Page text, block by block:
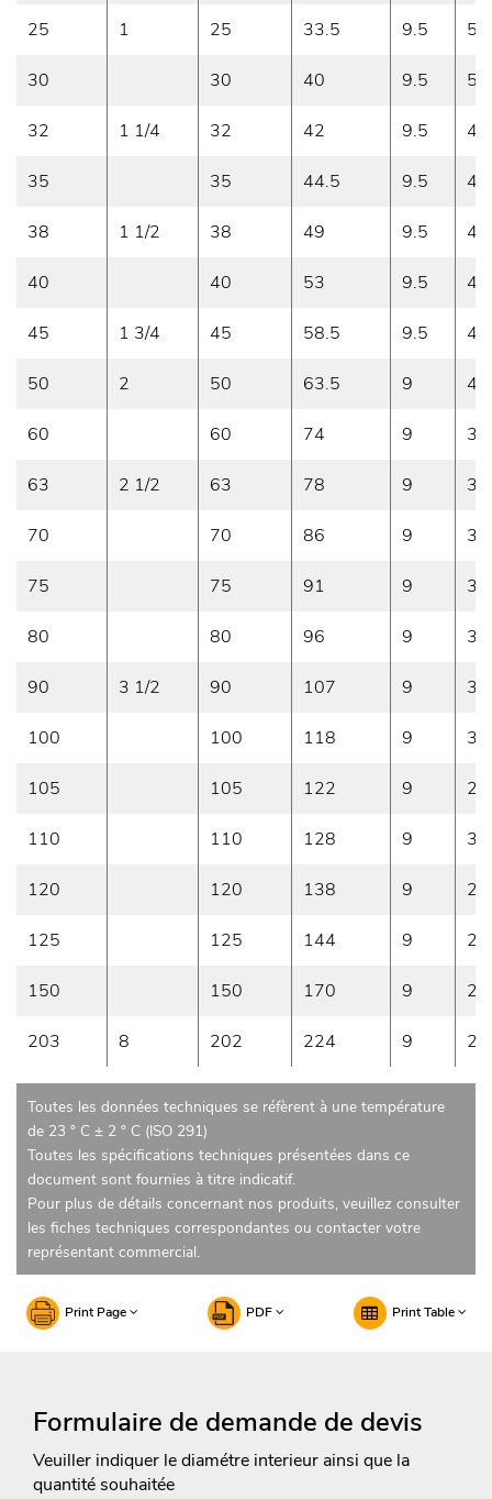
25 1 25 33.5 9.5 5
30 30 40 9.5 5
32 1 1/4 32 42 9.5 4.5
35 35 44.5 9.5 4.5
38 1 1/2 38 49 9.5 4.5
40 40 53 9.5 4
45 1 3/4 45 58.5 9.5 4
50 2 50 63.5 9 4
60 60 74 9 3.5
63 2 1/2 63 78 9 3.5
70 70 86 9 3.5
75 75 91 9 3
80 80 96 9 3
90 3 1/2 90 107 9 3
100 100 118 9 3
105 105 122 9 2
110 110 128 9 3
120 120 138 9 2
125 125 144 9 2
150 150 170 9 2
203 8 202 224 9 2
Toutes les données techniques se réfèrent à une température
de 23 ° C ± 2 ° C (ISO 291)
Toutes les spécifications techniques présentées dans ce
document sont fournies à titre indicatif.
Pour plus de détails concernant nos produits, veuillez consulter
les fiches techniques correspondantes ou contacter votre
représentant commercial.
Print Page PDF Print Table
Formulaire de demande de devis
Veuiller indiquer le diamétre interieur ainsi que la
quantité souhaitée